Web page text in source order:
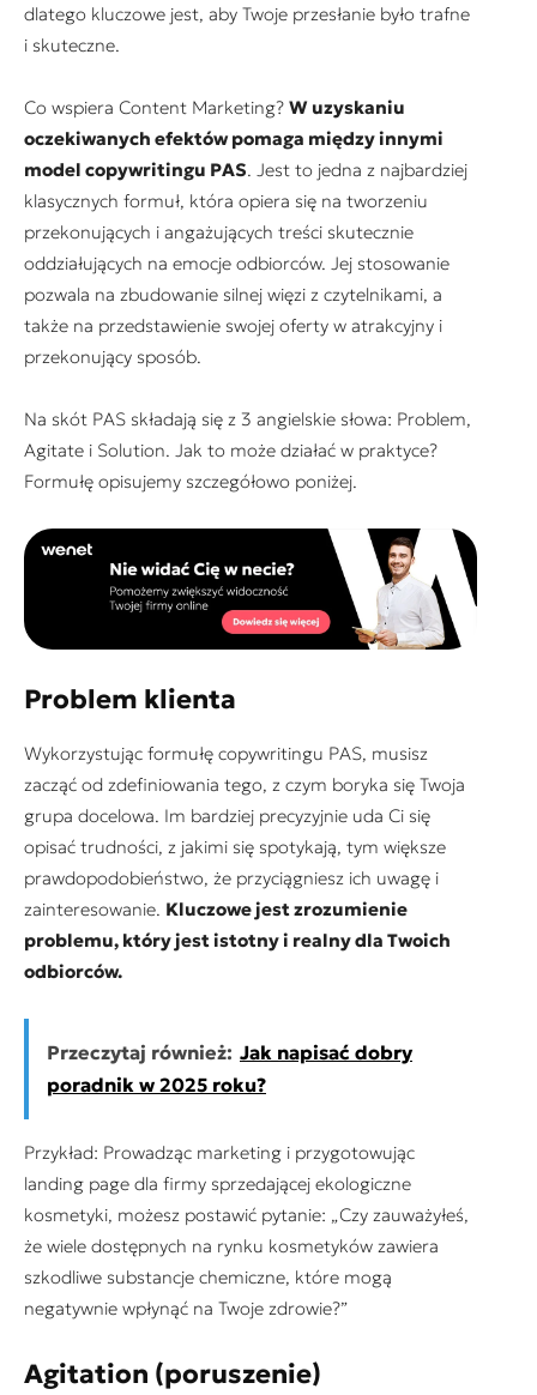
dlatego kluczowe jest, aby Twoje przesłanie było trafne
i skuteczne.
Co wspiera Content Marketing? W uzyskaniu
oczekiwanych efektów pomaga między innymi
model copywritingu PAS. Jest to jedna z najbardziej
klasycznych formuł, która opiera się na tworzeniu
przekonujących i angażujących treści skutecznie
oddziałujących na emocje odbiorców. Jej stosowanie
pozwala na zbudowanie silnej więzi z czytelnikami, a
także na przedstawienie swojej oferty w atrakcyjny i
przekonujący sposób.
Na skót PAS składają się z 3 angielskie słowa: Problem,
Agitate i Solution. Jak to może działać w praktyce?
Formułę opisujemy szczegółowo poniżej.
Problem klienta
Wykorzystując formułę copywritingu PAS, musisz
zacząć od zdefiniowania tego, z czym boryka się Twoja
grupa docelowa. Im bardziej precyzyjnie uda Ci się
opisać trudności, z jakimi się spotykają, tym większe
prawdopodobieństwo, że przyciągniesz ich uwagę i
zainteresowanie. Kluczowe jest zrozumienie
problemu, który jest istotny i realny dla Twoich
odbiorców.
Przeczytaj również: Jak napisać dobry
poradnik w 2025 roku?
Przykład: Prowadząc marketing i przygotowując
landing page dla firmy sprzedającej ekologiczne
kosmetyki, możesz postawić pytanie: „Czy zauważyłeś,
że wiele dostępnych na rynku kosmetyków zawiera
szkodliwe substancje chemiczne, które mogą
negatywnie wpłynąć na Twoje zdrowie?”
Agitation (poruszenie)